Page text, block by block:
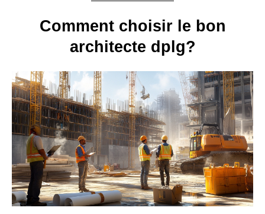
Comment choisir le bon
architecte dplg?